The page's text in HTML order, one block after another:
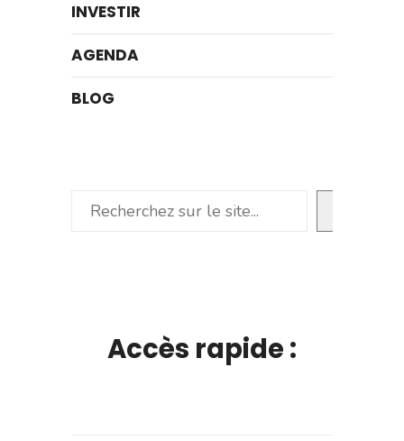
INVESTIR
AGENDA
BLOG
Rechercher
Accès rapide :